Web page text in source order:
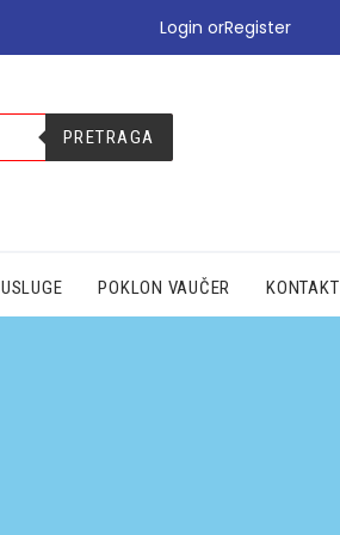
Login orRegister
PRETRAGA
USLUGE POKLON VAUČER KONTAKT